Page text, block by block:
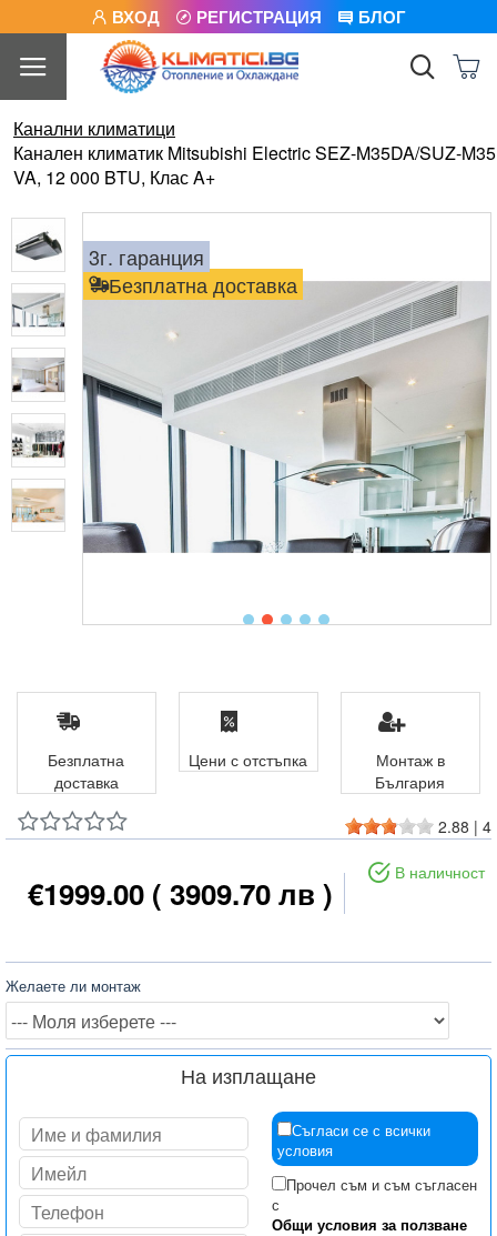
ВХОД РЕГИСТРАЦИЯ БЛОГ
Канални климатици
Канален климатик Mitsubishi Electric SEZ-M35DA/SUZ-M35
VA, 12 000 BTU, Клас A+
Безплатна доставка
3г. гаранция
2.88 | 4
€1999.00 ( 3909.70 лв )
В наличност
Желаете ли монтаж
На изплащане
Съгласи се с всички
условия
Прочел съм и съм съгласен
с
Общи условия за ползване
Безплатна
доставка
Цени с отстъпка
Монтаж в
България